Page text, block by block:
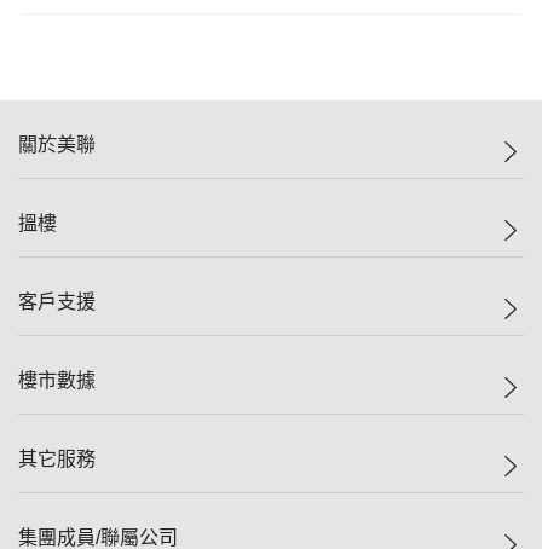
關於美聯
美聯集團
人才招募
搵樓
一手新盤
減價
美聯豪宅
獨家樓盤
租盤
客戶支援
自助放盤
查詢熱線
按揭計算機
樓市數據
樓價指數
其它服務
屋苑專頁
集團成員/聯屬公司